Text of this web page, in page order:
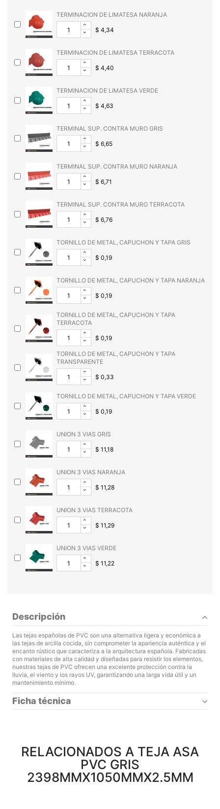
TERMINACION DE LIMATESA NARANJA
$ 4,34
TERMINACION DE LIMATESA TERRACOTA
$ 4,40
TERMINACION DE LIMATESA VERDE
$ 4,63
TERMINAL SUP. CONTRA MURO GRIS
$ 6,65
TERMINAL SUP. CONTRA MURO NARANJA
$ 6,71
TERMINAL SUP. CONTRA MURO TERRACOTA
$ 6,76
TORNILLO DE METAL, CAPUCHON Y TAPA GRIS
$ 0,19
TORNILLO DE METAL, CAPUCHON Y TAPA NARANJA
$ 0,19
TORNILLO DE METAL, CAPUCHON Y TAPA
TERRACOTA
$ 0,19
TORNILLO DE METAL, CAPUCHON Y TAPA
TRANSPARENTE
$ 0,33
TORNILLO DE METAL, CAPUCHON Y TAPA VERDE
$ 0,19
UNION 3 VIAS GRIS
$ 11,18
UNION 3 VIAS NARANJA
$ 11,28
UNION 3 VIAS TERRACOTA
$ 11,29
UNION 3 VIAS VERDE
$ 11,22
Descripción
Las tejas españolas de PVC son una alternativa ligera y económica a
las tejas de arcilla cocida, sin comprometer la apariencia auténtica y el
encanto rústico que caracteriza a la arquitectura española. Fabricadas
con materiales de alta calidad y diseñadas para resistir los elementos,
nuestras tejas de PVC ofrecen una excelente protección contra la
lluvia, el viento y los rayos UV, garantizando una larga vida útil y un
mantenimiento mínimo.
Ficha técnica
RELACIONADOS A TEJA ASA
PVC GRIS
2398MMX1050MMX2.5MM